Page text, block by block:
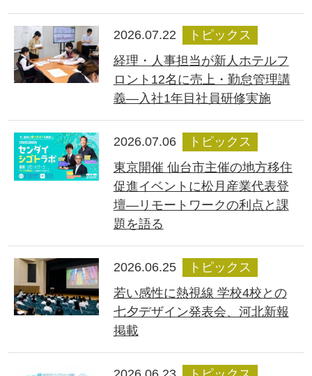
2026.07.22
トピックス
経理・人事担当が新人ホテルフ
ロント12名に売上・勤怠管理講
義―入社1年目社員研修実施
2026.07.06
トピックス
東京開催 仙台市主催の地方移住
促進イベントに松月産業代表登
壇―リモートワークの利点と課
題を語る
2026.06.25
トピックス
若い感性に熱視線 学校4校との
七夕デザイン発表会、河北新報
掲載